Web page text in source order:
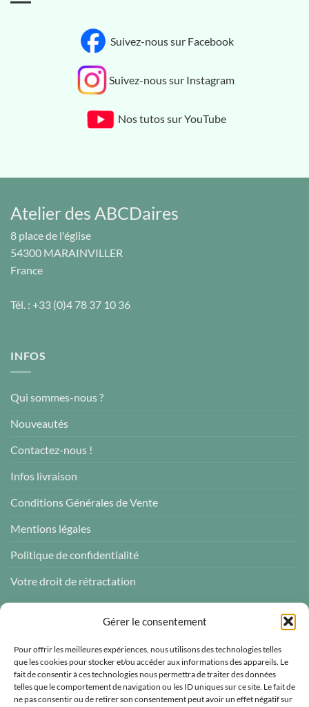
Gérer le consentement
Pour offrir les meilleures expériences, nous utilisons des technologies telles
que les cookies pour stocker et/ou accéder aux informations des appareils. Le
fait de consentir à ces technologies nous permettra de traiter des données
telles que le comportement de navigation ou les ID uniques sur ce site. Le fait de
ne pas consentir ou de retirer son consentement peut avoir un effet négatif sur
Suivez-nous sur Facebook
Suivez-nous sur Instagram
Nos tutos sur YouTube
Atelier des ABCDaires
8 place de l'église
54300 MARAINVILLER
France
Tél. : +33 (0)4 78 37 10 36
INFOS
Qui sommes-nous ?
Nouveautés
Contactez-nous !
Infos livraison
Conditions Générales de Vente
Mentions légales
Politique de confidentialité
Votre droit de rétractation
Atelier des ABCDaires